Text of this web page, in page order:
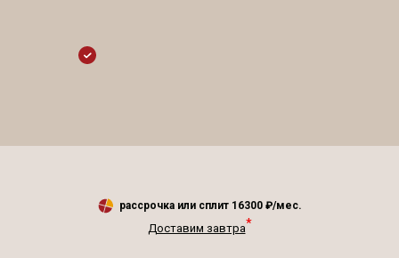
рассрочка или сплит 16300 ₽/мес.
Доставим завтра*